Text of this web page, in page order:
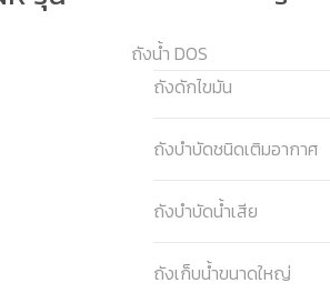
ถังน้ำ DOS
ถังดักไขมัน
ถังบำบัดชนิดเติมอากาศ
ถังบำบัดน้ำเสีย
ถังเก็บน้ำขนาดใหญ่